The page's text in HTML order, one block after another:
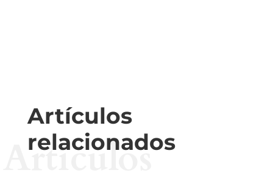
Artículos
relacionados
Artículos